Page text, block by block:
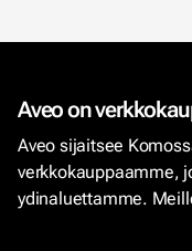
Aveo on
Aveo sijaitsee
verkkokauppaamme,
ydinaluettamme.